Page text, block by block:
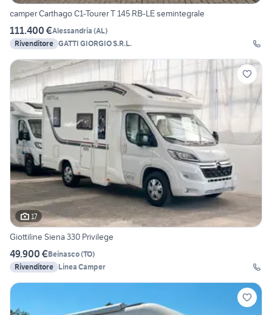
camper Carthago C1-Tourer T 145 RB-LE semintegrale
111.400 €Alessandria (AL)
Rivenditore GATTI GIORGIO S.R.L.
17
Giottiline Siena 330 Privilege
49.900 €Beinasco(TO)
Rivenditore Linea Camper